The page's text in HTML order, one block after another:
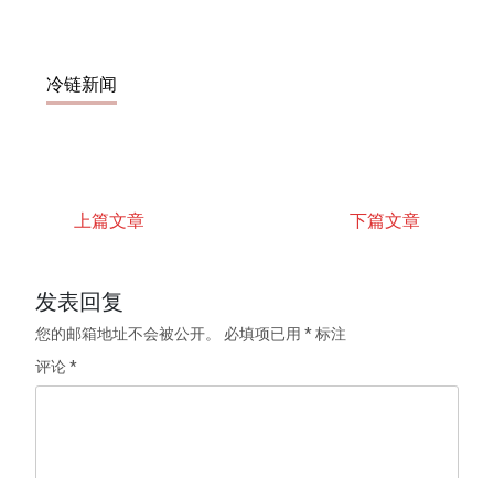
冷链新闻
上篇文章 下篇文章
发表回复
您的邮箱地址不会被公开。 必填项已用*标注
评论*